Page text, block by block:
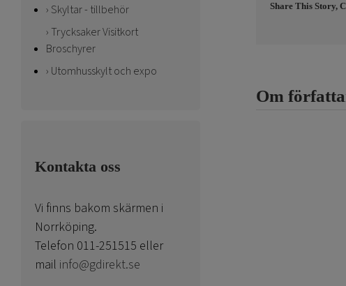
Share This Story,
Om
Skyltar - tillbehör
Trycksaker Visitkort
Broschyrer
Utomhusskylt och expo
Kontakta oss
Vi finns bakom skärmen i
Norrköping.
Telefon 011-251515 eller
mail info@gdirekt.se